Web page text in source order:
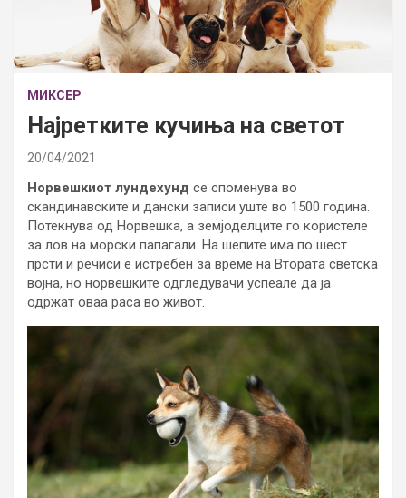
МИКСЕР
Најретките кучиња на светот
20/04/2021
Норвешкиот лундехунд се споменува во
скандинавските и дански записи уште во 1500 година.
Потекнува од Норвешка, а земјоделците го користеле
за лов на морски папагали. На шепите има по шест
прсти и речиси е истребен за време на Втората светска
војна, но норвешките одгледувачи успеале да ја
одржат оваа раса во живот.